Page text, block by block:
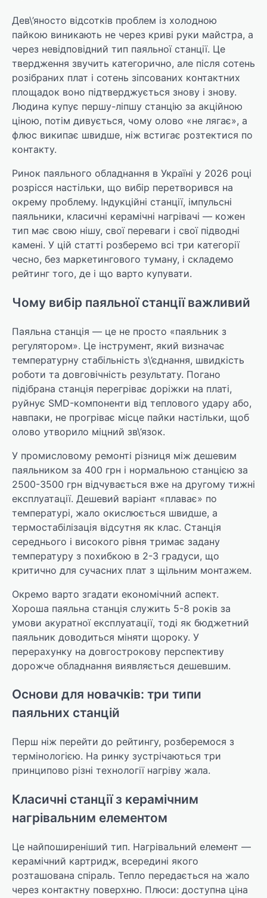
Дев\’яносто відсотків проблем із холодною
пайкою виникають не через криві руки майстра, а
через невідповідний тип паяльної станції. Це
твердження звучить категорично, але після сотень
розібраних плат і сотень зіпсованих контактних
площадок воно підтверджується знову і знову.
Людина купує першу-ліпшу станцію за акційною
ціною, потім дивується, чому олово «не лягає», а
флюс википає швидше, ніж встигає розтектися по
контакту.
Ринок паяльного обладнання в Україні у 2026 році
розрісся настільки, що вибір перетворився на
окрему проблему. Індукційні станції, імпульсні
паяльники, класичні керамічні нагрівачі — кожен
тип має свою нішу, свої переваги і свої підводні
камені. У цій статті розберемо всі три категорії
чесно, без маркетингового туману, і складемо
рейтинг того, де і що варто купувати.
Чому вибір паяльної станції важливий
Паяльна станція — це не просто «паяльник з
регулятором». Це інструмент, який визначає
температурну стабільність з\’єднання, швидкість
роботи та довговічність результату. Погано
підібрана станція перегріває доріжки на платі,
руйнує SMD-компоненти від теплового удару або,
навпаки, не прогріває місце пайки настільки, щоб
олово утворило міцний зв\’язок.
У промисловому ремонті різниця між дешевим
паяльником за 400 грн і нормальною станцією за
2500-3500 грн відчувається вже на другому тижні
експлуатації. Дешевий варіант «плаває» по
температурі, жало окислюється швидше, а
термостабілізація відсутня як клас. Станція
середнього і високого рівня тримає задану
температуру з похибкою в 2-3 градуси, що
критично для сучасних плат з щільним монтажем.
Окремо варто згадати економічний аспект.
Хороша паяльна станція служить 5-8 років за
умови акуратної експлуатації, тоді як бюджетний
паяльник доводиться міняти щороку. У
перерахунку на довгострокову перспективу
дорожче обладнання виявляється дешевшим.
Основи для новачків: три типи
паяльних станцій
Перш ніж перейти до рейтингу, розберемося з
термінологією. На ринку зустрічаються три
принципово різні технології нагріву жала.
Класичні станції з керамічним
нагрівальним елементом
Це найпоширеніший тип. Нагрівальний елемент —
керамічний картридж, всередині якого
розташована спіраль. Тепло передається на жало
через контактну поверхню. Плюси: доступна ціна